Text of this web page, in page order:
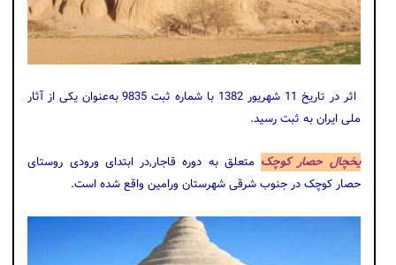
اثر در تاریخ 11 شهریور 1382 با شماره ثبت 9835 به‌عنوان یکی از آثار
ملی ایران به ثبت رسید.
یخچال حصار کوچک متعلق به دوره قاجار,در ابتدای ورودی روستای
حصار کوچک در جنوب شرقی شهرستان ورامین واقع شده است.